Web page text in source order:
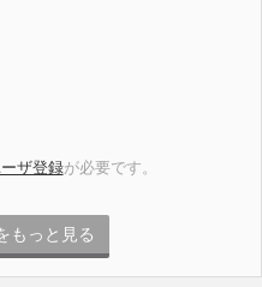
ザ登録が必要です。
もっと見る